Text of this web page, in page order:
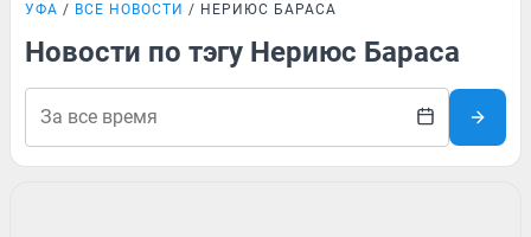
УФА ВСЕ НОВОСТИ НЕРИЮС БАРАСА
Новости по тэгу Нериюс Бараса